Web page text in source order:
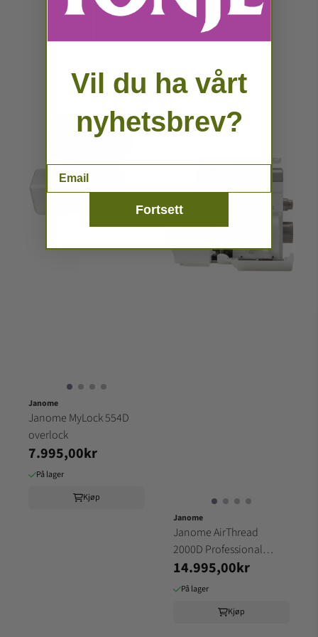
Janome
Janome MyLock 554D
overlock
7.995,00kr
På lager
Kjøp
Janome
Janome AirThread
2000D Professional
Overlock
14.995,00kr
På lager
Kjøp
Vil du ha vårt
nyhetsbrev?
Fortsett